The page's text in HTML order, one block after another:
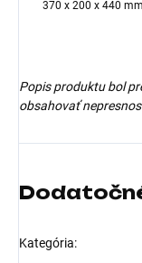
370 x 200 x 440 mm
Popis produktu bol
obsahovať
Kategória: